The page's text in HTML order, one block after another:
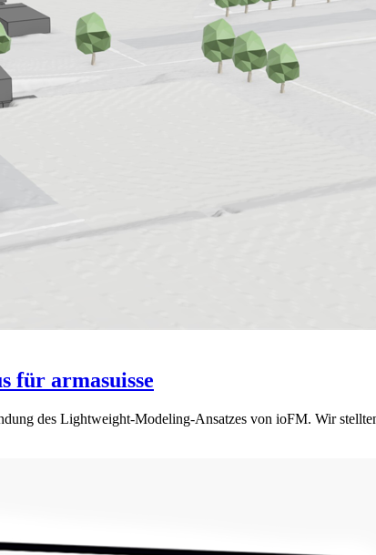
für armasuisse
des Lightweight-Modeling-Ansatzes von ioFM. Wir